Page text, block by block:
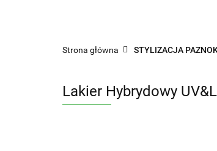
Strona główna STYLIZACJA
Lakier Hybrydowy